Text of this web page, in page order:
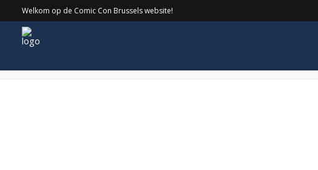
Welkom op de Comic Con Brussels website!
Schermafbeelding 2019-02-21 om 11.12.13